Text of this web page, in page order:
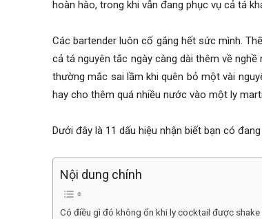
hoàn hào, trong khi vẫn đang phục vụ cả tá
Các bartender luôn cố gắng hết sức mình.
cả tá nguyên tắc ngày càng dài thêm về
thường mắc sai lầm khi quên bỏ một vài
hay cho thêm quá nhiều nước vào một ly
Dưới đây là 11 dấu hiệu nhận biết bạn có
Nội dung chính
Có điều gì đó không ổn khi ly cocktail được shake